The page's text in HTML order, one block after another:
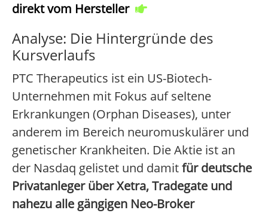
direkt vom Hersteller
Analyse: Die Hintergründe des
Kursverlaufs
PTC Therapeutics ist ein US-Biotech-
Unternehmen mit Fokus auf seltene
Erkrankungen (Orphan Diseases), unter
anderem im Bereich neuromuskulärer und
genetischer Krankheiten. Die Aktie ist an
der Nasdaq gelistet und damitfür deutsche
Privatanleger über Xetra, Tradegate und
nahezu alle gängigen Neo-Broker